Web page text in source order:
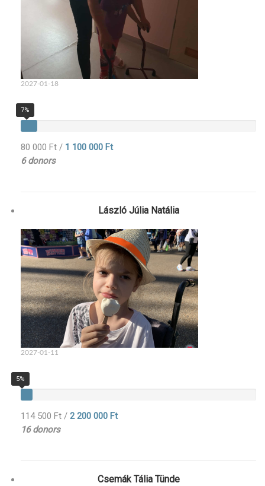
2027-01-18
7%
80 000 Ft / 1 100 000 Ft
6 donors
László Júlia Natália
2027-01-11
5%
114 500 Ft / 2 200 000 Ft
16 donors
Csemák Tália Tünde